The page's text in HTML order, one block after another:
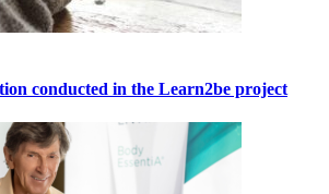
conducted in the Learn2be project